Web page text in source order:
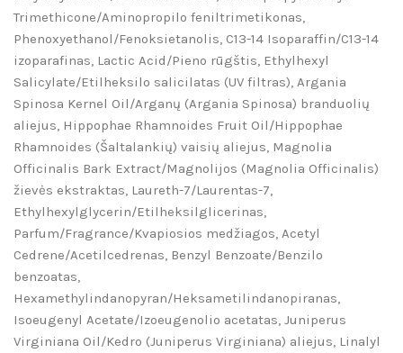
Trimethicone/Aminopropilo feniltrimetikonas,
Phenoxyethanol/Fenoksietanolis, C13-14 Isoparaffin/C13-14
izoparafinas, Lactic Acid/Pieno rūgštis, Ethylhexyl
Salicylate/Etilheksilo salicilatas (UV filtras), Argania
Spinosa Kernel Oil/Arganų (Argania Spinosa) branduolių
aliejus, Hippophae Rhamnoides Fruit Oil/Hippophae
Rhamnoides (Šaltalankių) vaisių aliejus, Magnolia
Officinalis Bark Extract/Magnolijos (Magnolia Officinalis)
žievės ekstraktas, Laureth-7/Laurentas-7,
Ethylhexylglycerin/Etilheksilglicerinas,
Parfum/Fragrance/Kvapiosios medžiagos, Acetyl
Cedrene/Acetilcedrenas, Benzyl Benzoate/Benzilo
benzoatas,
Hexamethylindanopyran/Heksametilindanopiranas,
Isoeugenyl Acetate/Izoeugenolio acetatas, Juniperus
Virginiana Oil/Kedro (Juniperus Virginiana) aliejus, Linalyl